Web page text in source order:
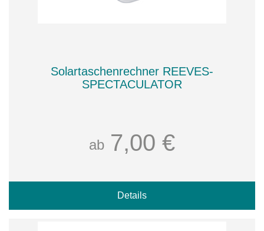
Solartaschenrechner REEVES-
SPECTACULATOR
ab 7,00 €
Details